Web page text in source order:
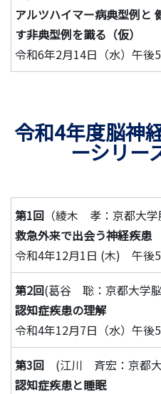
アルツハイマー病典型例と
す非典型例を識る（仮）
令和6年2月14日（水）午後
令和4年度脳神
ーシリー
第1回 （綾木 孝：京都大
救急外来で出会う神経疾患
令和4年12月1日 (木) 午後
第2回(葛谷 聡：京都大学
認知症疾患の理解
令和4年12月7日（水）午後
第3回 (江川 斉宏：京都
認知症疾患と睡眠